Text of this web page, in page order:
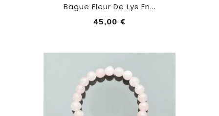
Bague Fleur De Lys En...
45,00 €